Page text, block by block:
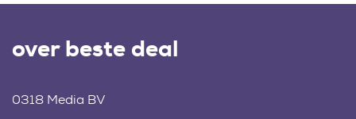
over beste deal
0318 Media BV